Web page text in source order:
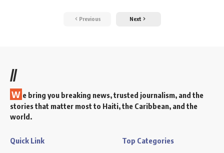
Previous Next
//
W e bring you breaking news, trusted journalism, and the
stories that matter most to Haiti, the Caribbean, and the
world.
Quick Link Top Categories